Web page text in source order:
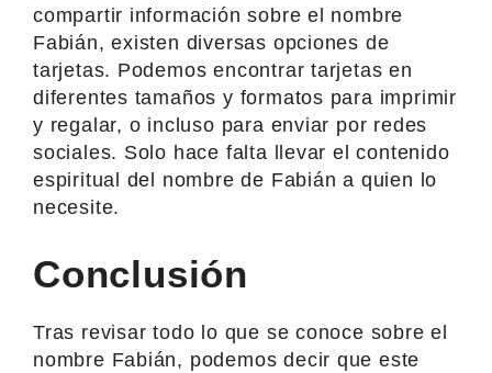
compartir información sobre el nombre
Fabián, existen diversas opciones de
tarjetas. Podemos encontrar tarjetas en
diferentes tamaños y formatos para imprimir
y regalar, o incluso para enviar por redes
sociales. Solo hace falta llevar el contenido
espiritual del nombre de Fabián a quien lo
necesite.
Conclusión
Tras revisar todo lo que se conoce sobre el
nombre Fabián, podemos decir que este